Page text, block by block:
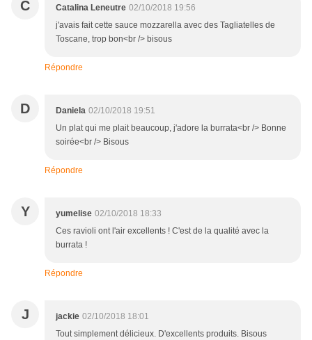
C Catalina Leneutre 02/10/2018 19:56
j'avais fait cette sauce mozzarella avec des Tagliatelles de
Toscane, trop bon<br /> bisous
Répondre
D Daniela 02/10/2018 19:51
Un plat qui me plait beaucoup, j'adore la burrata<br /> Bonne
soirée<br /> Bisous
Répondre
Y yumelise 02/10/2018 18:33
Ces ravioli ont l'air excellents ! C'est de la qualité avec la
burrata !
Répondre
J jackie 02/10/2018 18:01
Tout simplement délicieux. D'excellents produits. Bisous